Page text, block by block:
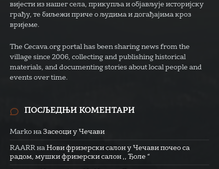
вијести из нашег села, прикупља и објављује историјску
грађу, те биљежи приче о људима и догађајима кроз
вријеме.
The Cecava.org portal has been sharing news from the
village since 2006, collecting and publishing historical
materials, and documenting stories about local people and
events over time.
ПОСЉЕДЊИ КОМЕНТАРИ
Marko на Засеоци у Чечави
RAARR на Нови фризерски салон у Чечави почео са
радом, мушки фризерски салон ,, Ђоле “